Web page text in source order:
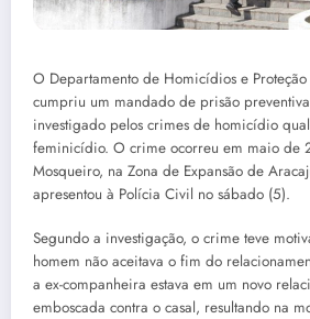
O Departamento de Homicídios e Proteção
cumpriu um mandado de prisão
investigado pelos crimes de homicídio
feminicídio. O crime ocorreu em maio de
Mosqueiro, na Zona de Expansão de
apresentou à Polícia Civil no sábado (5).
Segundo a investigação, o crime teve
homem não aceitava o fim do
a ex-companheira estava em um novo
emboscada contra o casal, resultando na